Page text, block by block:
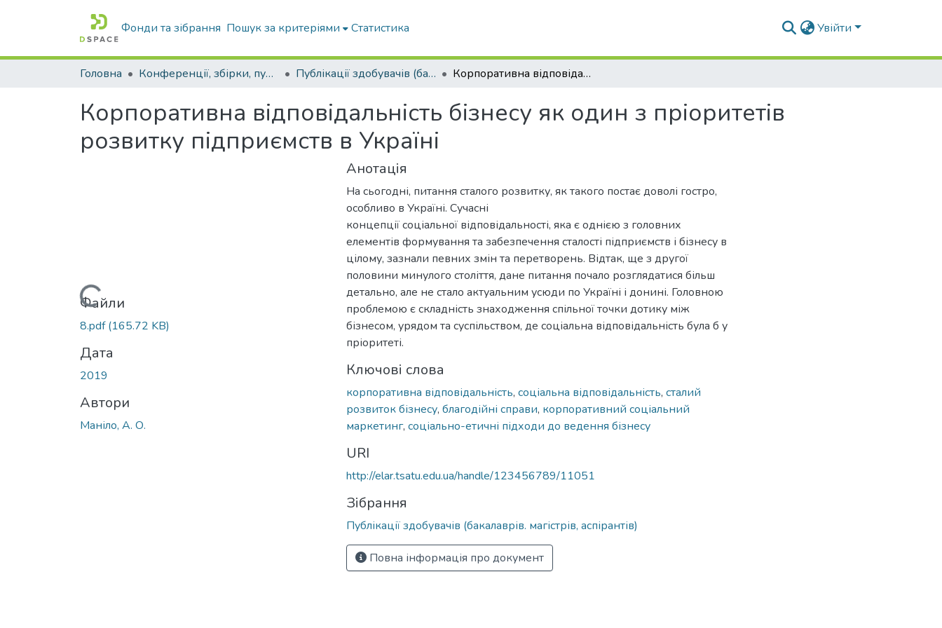
Фонди та зібрання Пошук за критеріями Статистика Увійти
Головна Конференції, збірки, публікації молодих вчених і здобувачів : магістрів, бакалаврів, аспірантів. Публікації здобувачів (бакалаврів. магістрів, аспірантів) Корпоративна відповідальність бізнесу як один з пріоритетів розвитку підприємств в Україні
Корпоративна відповідальність бізнесу як один з пріоритетів
розвитку підприємств в Україні
Вантажиться...
Файли
8.pdf(165.72 KB)
Дата
2019
Автори
Маніло, А. О.
Анотація
На сьогодні, питання сталого розвитку, як такого постає доволі гостро,
особливо в Україні. Сучасні
концепції соціальної відповідальності, яка є однією з головних
елементів формування та забезпечення сталості підприємств і бізнесу в
цілому, зазнали певних змін та перетворень. Відтак, ще з другої
половини минулого століття, дане питання почало розглядатися більш
детально, але не стало актуальним усюди по Україні і донині. Головною
проблемою є складність знаходження спільної точки дотику між
бізнесом, урядом та суспільством, де соціальна відповідальність була б у
пріоритеті.
Ключові слова
корпоративна відповідальність, соціальна відповідальність, сталий
розвиток бізнесу, благодійні справи, корпоративний соціальний
маркетинг, соціально-етичні підходи до ведення бізнесу
URI
http://elar.tsatu.edu.ua/handle/123456789/11051
Зібрання
Публікації здобувачів (бакалаврів. магістрів, аспірантів)
Повна інформація про документ